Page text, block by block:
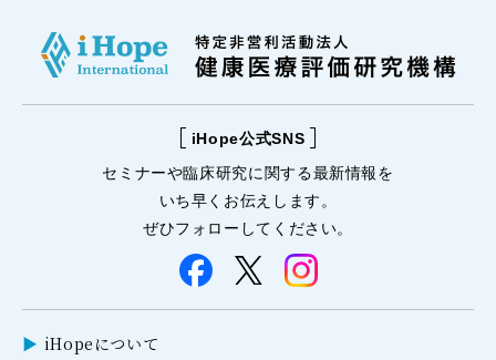
iHope公式SNS
セミナーや臨床研究に関する最新情報を
いち早くお伝えします。
ぜひフォローしてください。
iHopeについて